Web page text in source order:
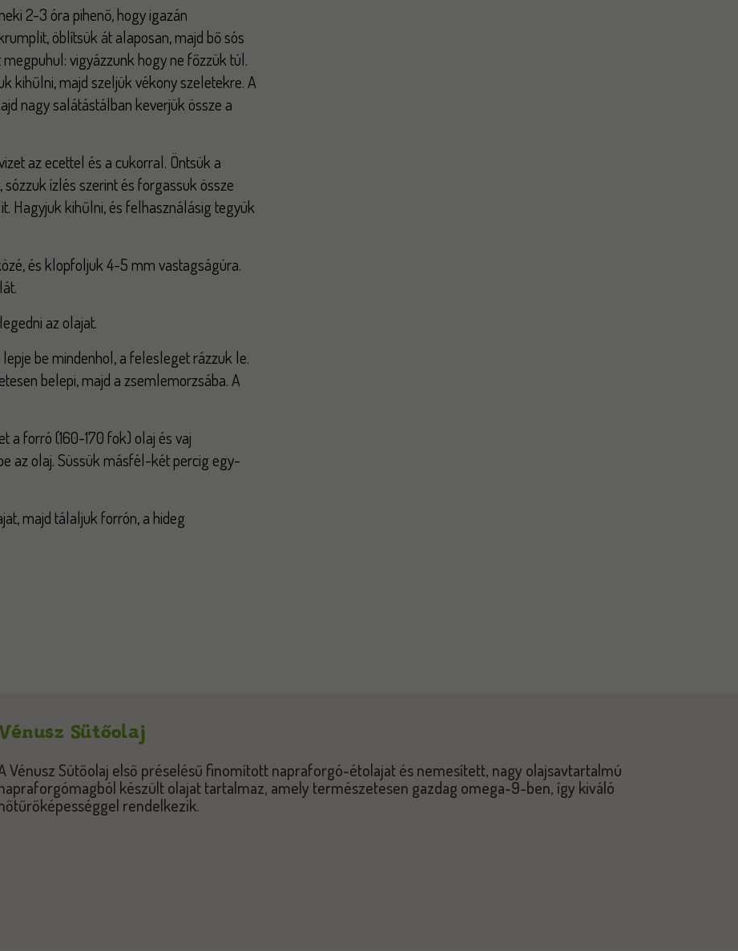
2-3 óra pihenő, hogy igazán
öblítsük át alaposan, majd bő sós
vigyázzunk hogy ne főzzük túl.
kihűlni, majd szeljük vékony szeletekre. A
nagy salátástálban keverjük össze a
az ecettel és a cukorral. Öntsük a
ízlés szerint és forgassuk össze
Hagyjuk kihűlni, és felhasználásig tegyük
és klopfoljuk 4-5 mm vastagságúra.
az olajat.
be mindenhol, a felesleget rázzuk le.
belepi, majd a zsemlemorzsába. A
a forró (160-170 fok) olaj és vaj
az olaj. Süssük másfél-két percig egy-
majd tálaljuk forrón, a hideg
Sütőolaj
Vénusz Sütőolaj első préselésű finomított napraforgó-étolajat és nemesített, nagy olajsavtartalmú
készült olajat tartalmaz, amely természetesen gazdag omega-9-ben, így kiváló
rendelkezik.